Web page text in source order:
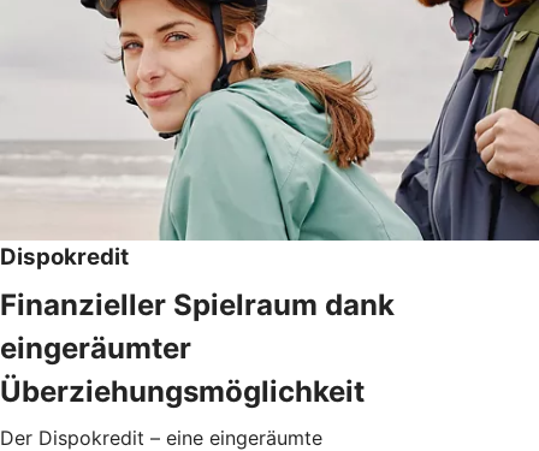
Dispokredit
Finanzieller Spielraum dank
eingeräumter
Überziehungsmöglichkeit
Der Dispokredit – eine eingeräumte